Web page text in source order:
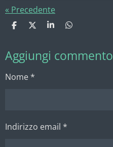
« Precedente
C
d
i
i
C
d
i
i
C
d
i
C
d
i
Aggiungi commento
Nome *
Indirizzo email *